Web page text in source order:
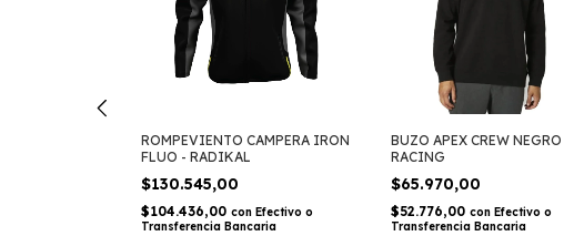
ROMPEVIENTO CAMPERA IRON
FLUO - RADIKAL
$130.545,00
$104.436,00 con Efectivo o
Transferencia Bancaria
BUZO APEX CREW
RACING
$65.970,00
$52.776,00 con Efectivo o
Transferencia Bancaria